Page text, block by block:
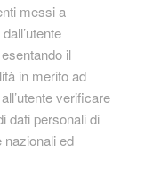
messi a
il
in merito ad
verificare
dati personali di
nazionali ed